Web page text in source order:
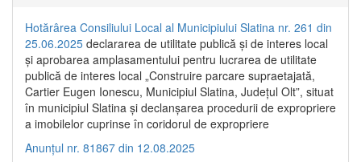
Hotărârea Consiliului Local al Municipiului Slatina nr. 261 din
25.06.2025 declararea de utilitate publică și de interes local
și aprobarea amplasamentului pentru lucrarea de utilitate
publică de interes local „Construire parcare supraetajată,
Cartier Eugen Ionescu, Municipiul Slatina, Județul Olt”, situat
în municipiul Slatina și declanșarea procedurii de expropriere
a imobilelor cuprinse în coridorul de expropriere
Anunțul nr. 81867 din 12.08.2025